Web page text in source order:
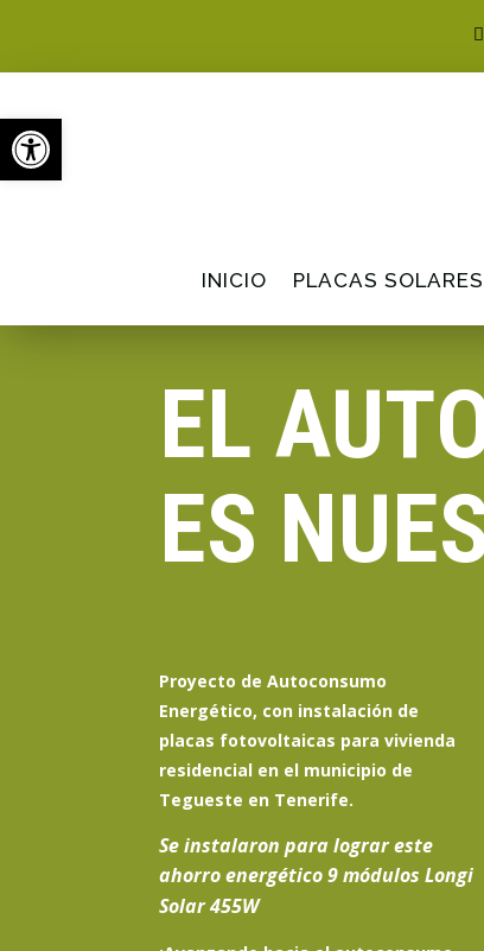
Abrir barra de herramientas

INICIO PLACAS SOLARES
EL
ES
Proyecto de Autoconsumo
Energético, con instalación de
placas fotovoltaicas para vivienda
residencial en el municipio de
Tegueste en Tenerife.
Se instalaron para lograr este
ahorro energético 9 módulos Longi
Solar 455W